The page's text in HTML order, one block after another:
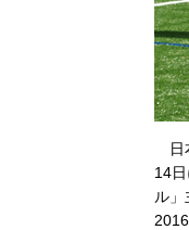
日
14
ル